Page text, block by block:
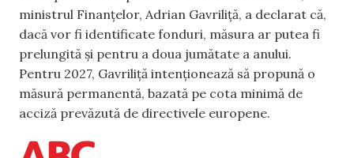
ministrul Finanțelor, Adrian Gavriliță, a declarat că,
dacă vor fi identificate fonduri, măsura ar putea fi
prelungită și pentru a doua jumătate a anului.
Pentru 2027, Gavriliță intenționează să propună o
măsură permanentă, bazată pe cota minimă de
acciză prevăzută de directivele europene.